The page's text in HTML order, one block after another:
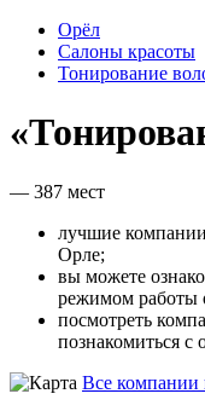
Орёл
Салоны красоты
Тонирование
— 387 мест
лучшие компании
Орле;
вы можете
режимом работы
посмотреть
познакомиться
Все компании